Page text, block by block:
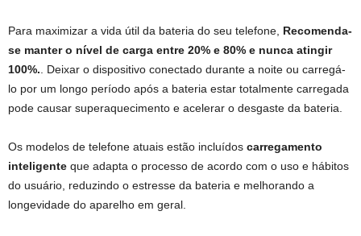
Para maximizar a vida útil da bateria do seu telefone, Recomenda-
se manter o nível de carga entre 20% e 80% e nunca atingir
100%.. Deixar o dispositivo conectado durante a noite ou carregá-
lo por um longo período após a bateria estar totalmente carregada
pode causar superaquecimento e acelerar o desgaste da bateria.
Os modelos de telefone atuais estão incluídos carregamento
inteligente que adapta o processo de acordo com o uso e hábitos
do usuário, reduzindo o estresse da bateria e melhorando a
longevidade do aparelho em geral.